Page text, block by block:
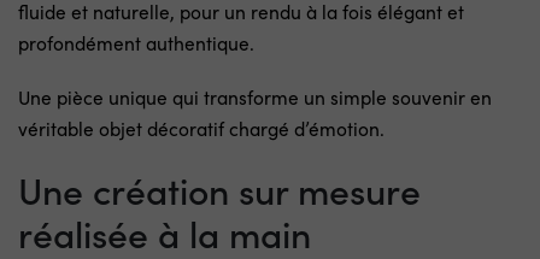
fluide et naturelle, pour un rendu à la fois élégant et
profondément authentique.
Une pièce unique qui transforme un simple souvenir en
véritable objet décoratif chargé d’émotion.
Une création sur mesure
réalisée à la main